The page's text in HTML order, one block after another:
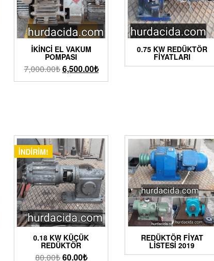
İKINCI EL VAKUM
POMPASI
7,000.00₺6,500.00₺
0.75 KW REDÜKTÖR
FIYATLARI
İNDIRIM!
0.18 KW KÜÇÜK
REDÜKTÖR
80.00₺60.00₺
REDÜKTÖR FIYAT
LISTESI 2019